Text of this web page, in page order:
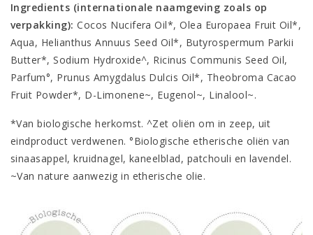
Ingredients (internationale naamgeving zoals op
verpakking): Cocos Nucifera Oil*, Olea Europaea Fruit Oil*,
Aqua, Helianthus Annuus Seed Oil*, Butyrospermum Parkii
Butter*, Sodium Hydroxide^, Ricinus Communis Seed Oil,
Parfum°, Prunus Amygdalus Dulcis Oil*, Theobroma Cacao
Fruit Powder*, D-Limonene~, Eugenol~, Linalool~.
*Van biologische herkomst. ^Zet oliën om in zeep, uit
eindproduct verdwenen. °Biologische etherische oliën van
sinaasappel, kruidnagel, kaneelblad, patchouli en lavendel.
~Van nature aanwezig in etherische olie.